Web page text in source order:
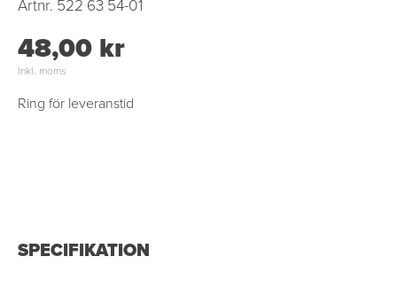
Artnr. 522 63 54-01
48,00 kr
Inkl. moms
Ring för leveranstid
SPECIFIKATION